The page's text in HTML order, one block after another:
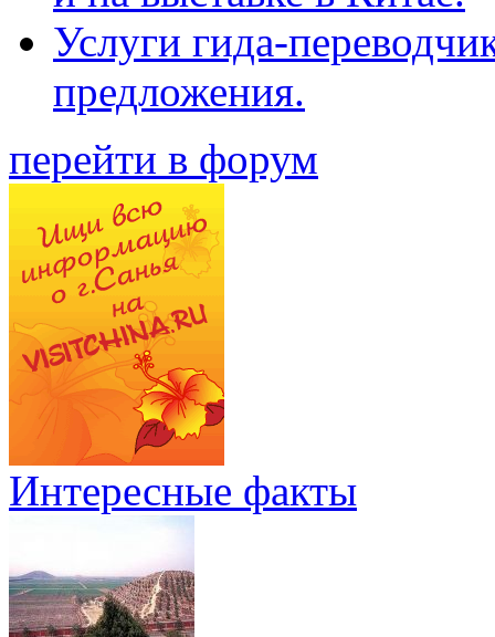
Услуги гида-
предложения.
перейти в форум
Интересные факты